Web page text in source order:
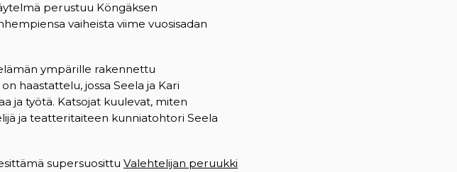
perustuu Köngäksen
vaiheista viime vuosisadan
ympärille rakennettu
haastattelu, jossa Seela ja Kari
ja työtä. Katsojat kuulevat, miten
ja teatteritaiteen kunniatohtori Seela
supersuosittu Valehtelijan peruukki